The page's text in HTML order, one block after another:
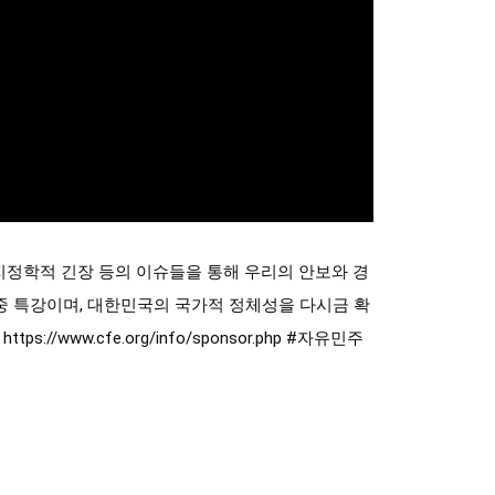
학적 긴장 등의 이슈들을 통해 우리의 안보와 경
특강이며, 대한민국의 국가적 정체성을 다시금 확
www.cfe.org/info/sponsor.php #자유민주